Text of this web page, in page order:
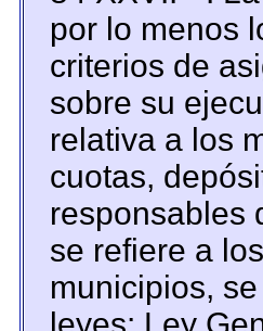
por lo menos
criterios de
sobre su
relativa a los
cuotas,
responsables
se refiere a
municipios,